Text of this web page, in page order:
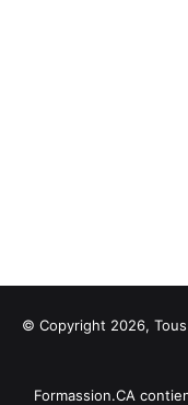
© Copyright 2026,
Formassion.CA